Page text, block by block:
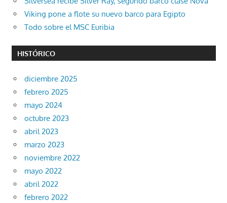
Viking pone a flote su nuevo barco para Egipto
Todo sobre el MSC Euribia
HISTÓRICO
diciembre 2025
febrero 2025
mayo 2024
octubre 2023
abril 2023
marzo 2023
noviembre 2022
mayo 2022
abril 2022
febrero 2022